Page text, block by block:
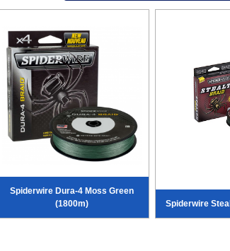
Spiderwire Dura-4 Moss Green
(1800m)
Spiderwire